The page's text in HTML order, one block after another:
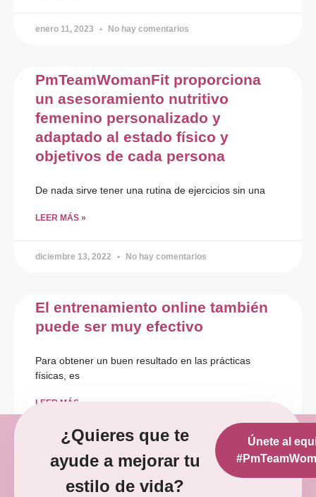
enero 11, 2023 No hay comentarios
PmTeamWomanFit proporciona
un asesoramiento nutritivo
femenino personalizado y
adaptado al estado físico y
objetivos de cada persona
De nada sirve tener una rutina de ejercicios sin una
LEER MÁS »
diciembre 13, 2022 No hay comentarios
El entrenamiento online también
puede ser muy efectivo
Para obtener un buen resultado en las prácticas
físicas, es
LEER MÁS »
diciembre 12, 2022 No hay comentarios
¿Quieres que te
ayude a mejorar tu
estilo de vida?
Únete al